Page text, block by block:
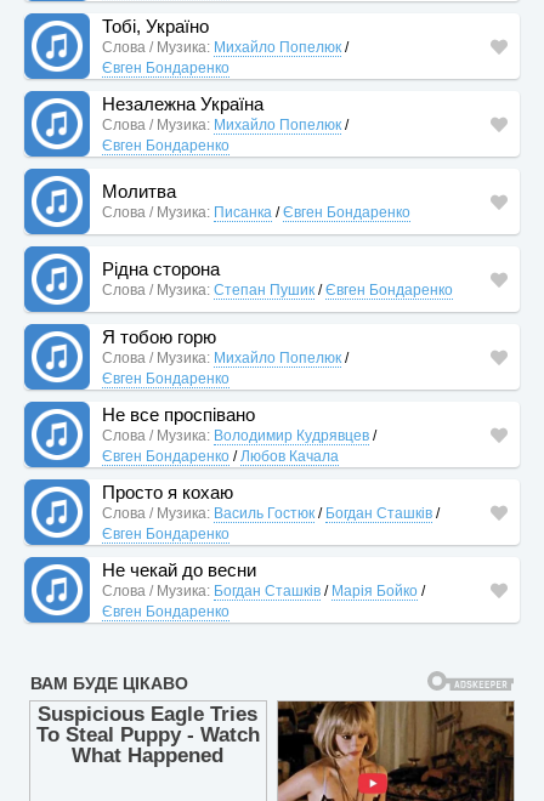
Тобі, Україно
Слова / Музика: Михайло Попелюк /
Євген Бондаренко
Незалежна Україна
Слова / Музика: Михайло Попелюк /
Євген Бондаренко
Молитва
Слова / Музика: Писанка /Євген Бондаренко
Рідна сторона
Слова / Музика: Степан Пушик /Євген Бондаренко
Я тобою горю
Слова / Музика: Михайло Попелюк /
Євген Бондаренко
Не все проспівано
Слова / Музика: Володимир Кудрявцев /
Євген Бондаренко / Любов Качала
Просто я кохаю
Слова / Музика: Василь Гостюк / Богдан Сташків /
Євген Бондаренко
Не чекай до весни
Слова / Музика: Богдан Сташків / Марія Бойко /
Євген Бондаренко